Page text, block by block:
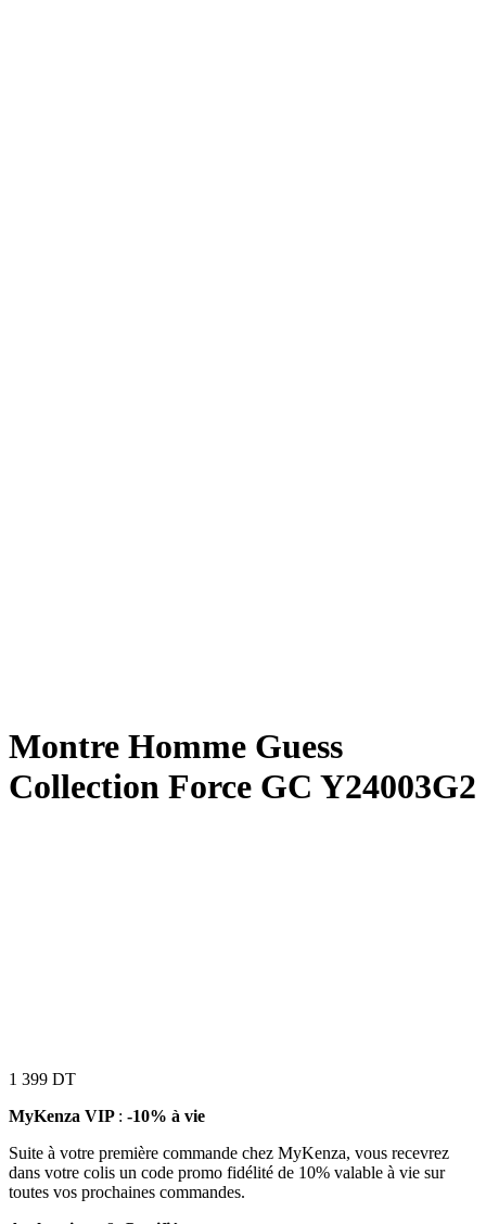
Montre Homme Guess
Collection Force GC Y24003G2
1 399 DT
MyKenza VIP : -10% à vie
Suite à votre première commande chez MyKenza, vous recevrez
dans votre colis un code promo fidélité de 10% valable à vie sur
toutes vos prochaines commandes.